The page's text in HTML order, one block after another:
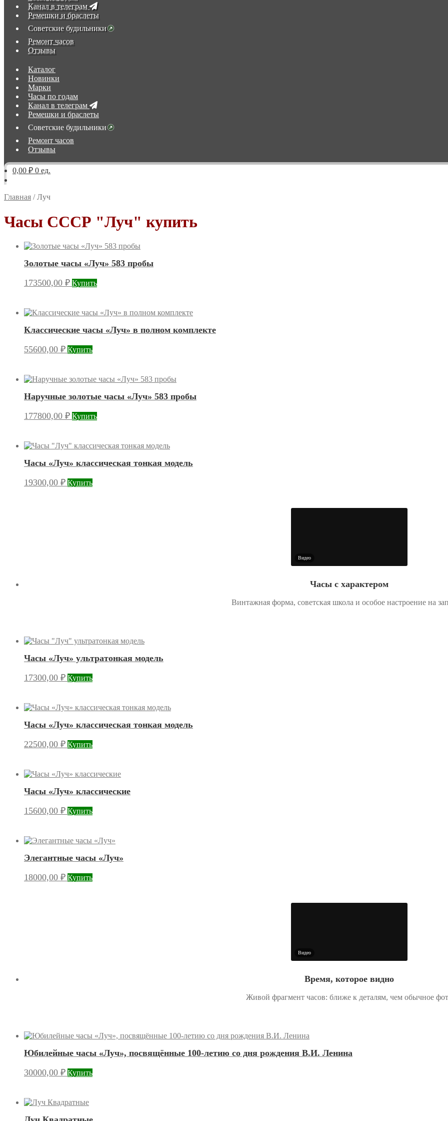
Канал в телеграм
Ремешки и браслеты
Советские будильники
Ремонт часов
Отзывы
Каталог
Новинки
Марки
Часы по годам
Канал в телеграм
Ремешки и браслеты
Советские будильники
Ремонт часов
Отзывы
0,00 ₽ 0 ед.
Главная /Луч
Часы СССР "Луч" купить
Золотые часы «Луч» 583 пробы
173500,00 ₽ Купить
Классические часы «Луч» в полном комплекте
55600,00 ₽ Купить
Наручные золотые часы «Луч» 583 пробы
177800,00 ₽ Купить
Часы «Луч» классическая тонкая модель
19300,00 ₽ Купить
Видео
Часы с характером
Винтажная форма, советская школа и особое настроение на
Часы «Луч» ультратонкая модель
17300,00 ₽ Купить
Часы «Луч» классическая тонкая модель
22500,00 ₽ Купить
Часы «Луч» классические
15600,00 ₽ Купить
Элегантные часы «Луч»
18000,00 ₽ Купить
Видео
Время, которое видно
Живой фрагмент часов: ближе к деталям, чем обычное
Юбилейные часы «Луч», посвящённые 100-летию со дня рождения В.И. Ленина
30000,00 ₽ Купить